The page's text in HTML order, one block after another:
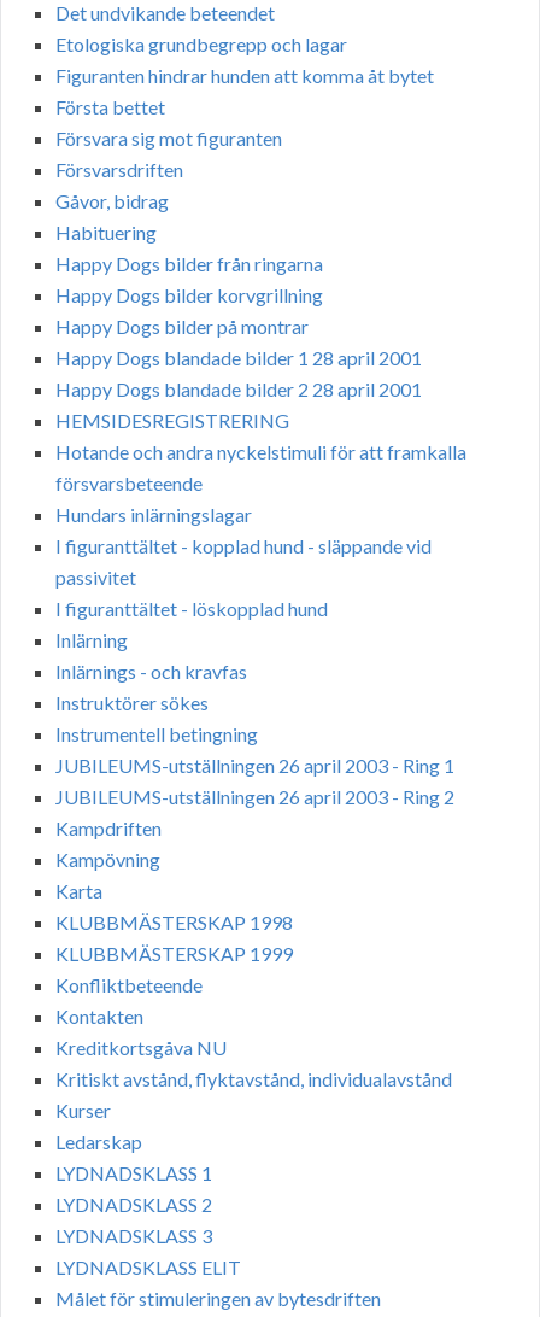
Det undvikande beteendet
Etologiska grundbegrepp och lagar
Figuranten hindrar hunden att komma åt bytet
Första bettet
Försvara sig mot figuranten
Försvarsdriften
Gåvor, bidrag
Habituering
Happy Dogs bilder från ringarna
Happy Dogs bilder korvgrillning
Happy Dogs bilder på montrar
Happy Dogs blandade bilder 1 28 april 2001
Happy Dogs blandade bilder 2 28 april 2001
HEMSIDESREGISTRERING
Hotande och andra nyckelstimuli för att framkalla
försvarsbeteende
Hundars inlärningslagar
I figuranttältet - kopplad hund - släppande vid
passivitet
I figuranttältet - löskopplad hund
Inlärning
Inlärnings - och kravfas
Instruktörer sökes
Instrumentell betingning
JUBILEUMS-utställningen 26 april 2003 - Ring 1
JUBILEUMS-utställningen 26 april 2003 - Ring 2
Kampdriften
Kampövning
Karta
KLUBBMÄSTERSKAP 1998
KLUBBMÄSTERSKAP 1999
Konfliktbeteende
Kontakten
Kreditkortsgåva NU
Kritiskt avstånd, flyktavstånd, individualavstånd
Kurser
Ledarskap
LYDNADSKLASS 1
LYDNADSKLASS 2
LYDNADSKLASS 3
LYDNADSKLASS ELIT
Målet för stimuleringen av bytesdriften